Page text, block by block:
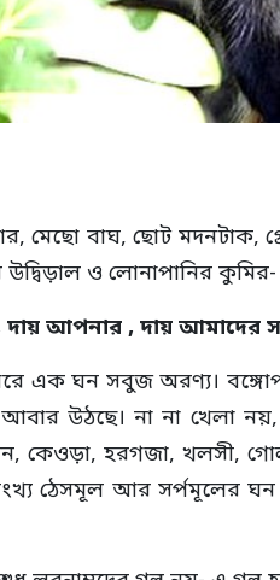
মেছো বাঘ, ছোট মদনটাক,
উদ্বিড়াল ও লোনাপানির
আপনার , দায় আমাদের
এক ঘন সবুজ অরণ্য।
আবার উঠছে। না না খেলা
কেওড়া, হরগজা, খলসী,
ঠেসমূল আর সর্পমূলের ঘন